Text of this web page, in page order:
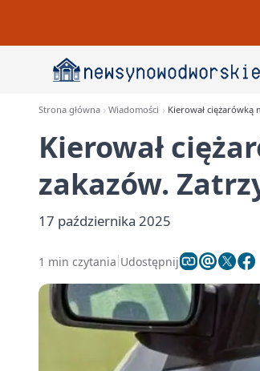
Strona główna Wiadomości Kierował ciężarówką
Kierował
zakazów.
17 października 2025
1 min czytania Udostępnij